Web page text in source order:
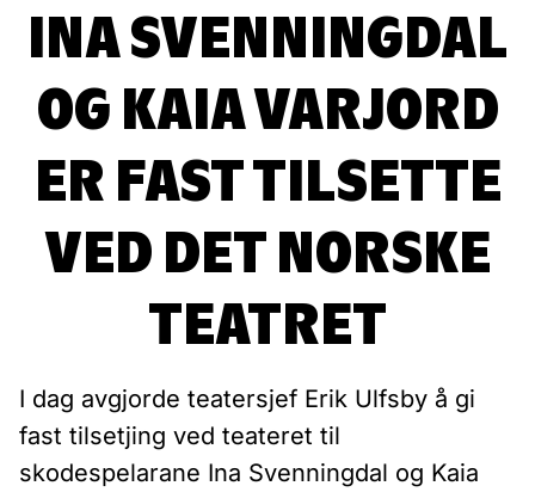
INA SVENNINGDAL
OG KAIA VARJORD
ER FAST TILSETTE
VED DET NORSKE
TEATRET
I dag avgjorde teatersjef Erik Ulfsby å gi
fast tilsetjing ved teateret til
skodespelarane Ina Svenningdal og Kaia